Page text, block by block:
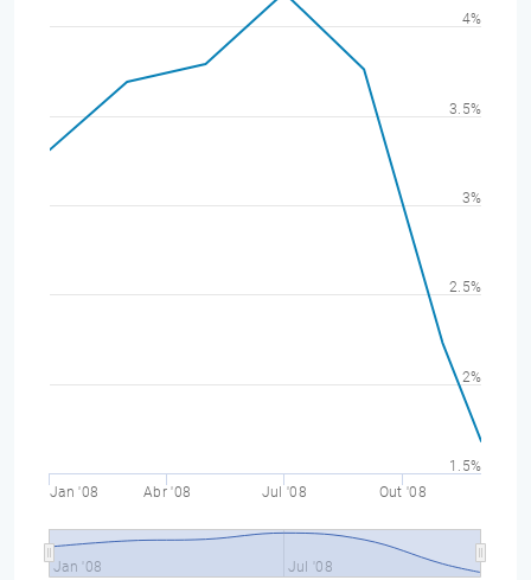
Jan '08 Abr '08 Jul '08 Out '08
Jan '08 Jul '08
1.5%
2%
2.5%
3%
3.5%
4%